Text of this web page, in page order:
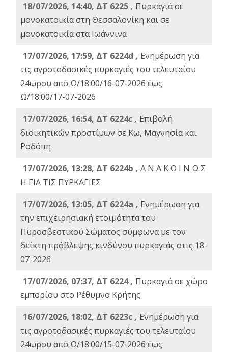
18/07/2026, 14:40, ΔΤ 6225 , Πυρκαγιά σε
μονοκατοικία στη Θεσσαλονίκη και σε
μονοκατοικία στα Ιωάννινα
17/07/2026, 17:59, ΔΤ 6224d , Ενημέρωση για
τις αγροτοδασικές πυρκαγιές του τελευταίου
24ωρου από Ω/18:00/16-07-2026 έως
Ω/18:00/17-07-2026
17/07/2026, 16:54, ΔΤ 6224c , Επιβολή
διοικητικών προστίμων σε Κω, Μαγνησία και
Ροδόπη
17/07/2026, 13:28, ΔΤ 6224b , Α Ν Α Κ Ο Ι Ν Ω Σ
Η ΓΙΑ ΤΙΣ ΠΥΡΚΑΓΙΕΣ
17/07/2026, 13:05, ΔΤ 6224a , Ενημέρωση για
την επιχειρησιακή ετοιμότητα του
Πυροσβεστικού Σώματος σύμφωνα με τον
δείκτη πρόβλεψης κινδύνου πυρκαγιάς στις 18-
07-2026
17/07/2026, 07:37, ΔΤ 6224 , Πυρκαγιά σε χώρο
εμπορίου στο Ρέθυμνο Κρήτης
16/07/2026, 18:02, ΔΤ 6223c , Ενημέρωση για
τις αγροτοδασικές πυρκαγιές του τελευταίου
24ωρου από Ω/18:00/15-07-2026 έως